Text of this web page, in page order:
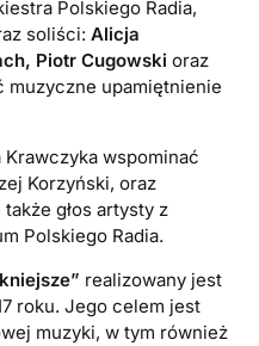
Polskiego Radia,
soliści:Alicja
Piotr Cugowski oraz
muzyczne upamiętnienie
wspominać
Korzyński, oraz
głos artysty z
Polskiego Radia.
realizowany jest
roku. Jego celem jest
muzyki, w tym również